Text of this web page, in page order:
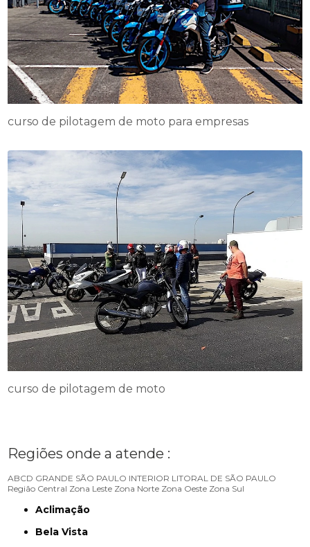
curso de pilotagem de moto para empresas
curso de pilotagem de moto
Regiões onde a atende :
ABCD GRANDE SÃO PAULO INTERIOR LITORAL DE SÃO PAULO
Região Central Zona Leste Zona Norte Zona Oeste Zona Sul
Aclimação
Bela Vista